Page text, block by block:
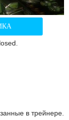
в трейнере.